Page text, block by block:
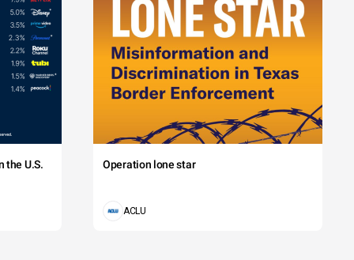
the U.S. Operation lone star
ACLU